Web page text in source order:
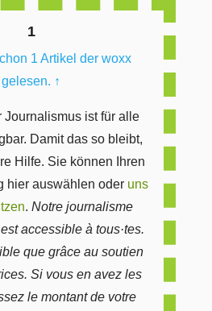
1
1 Artikel der woxx
gelesen. ↑
Journalismus ist für alle
Damit das so bleibt,
Hilfe. Sie können Ihren
hier auswählen oder uns
. Notre journalisme
accessible à tous·tes.
que grâce au soutien
Si vous en avez les
le montant de votre